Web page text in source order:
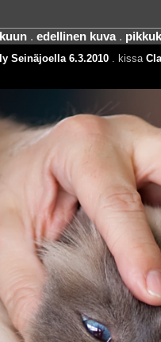
. edellinen kuva.
Seinäjoella 6.3.2010. kissa